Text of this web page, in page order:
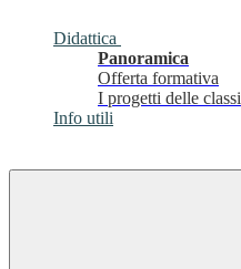
Didattica
Panoramica
Offerta formativa
I progetti delle classi
Info utili